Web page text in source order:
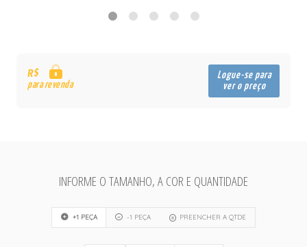
R$
para revenda
Logue-se para
ver o preço
INFORME O TAMANHO, A COR E QUANTIDADE
+1 PEÇA -1 PEÇA PREENCHER A QTDE